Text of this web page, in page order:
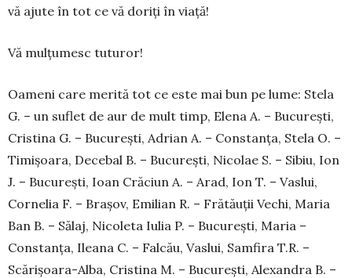
vă ajute în tot ce vă doriți în viață!
Vă mulțumesc tuturor!
Oameni care merită tot ce este mai bun pe lume: Stela
G. – un suflet de aur de mult timp, Elena A. – Bucu­rești,
Cristina G. – București, Adrian A. – Cons­tanța, Stela O. –
Timișoara, Decebal B. – Bucu­rești, Nicolae S. – Sibiu, Ion
J. – București, Ioan Crăciun A. – Arad, Ion T. – Vaslui,
Cornelia F. – Bra­șov, Emilian R. – Frătăuții Vechi, Maria
Ban B. – Sălaj, Nicoleta Iulia P. – București, Maria –
Cons­tanța, Ileana C. – Falcău, Vaslui, Sam­fira T.R. –
Scărișoara-Alba, Cris­tina M. – București, Ale­xan­dra B. –